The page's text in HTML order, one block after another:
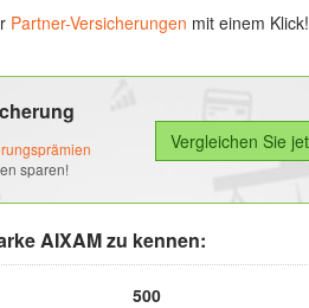
Partner-Versicherungen mit einem Klick!
sparen!
AIXAM zu kennen:
500